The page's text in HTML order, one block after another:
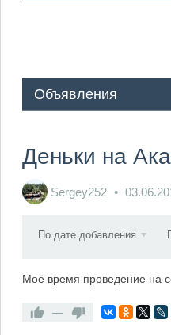
Объявления
Деньки на
Sergey252
По дате добавления
Моё время проведение на
—